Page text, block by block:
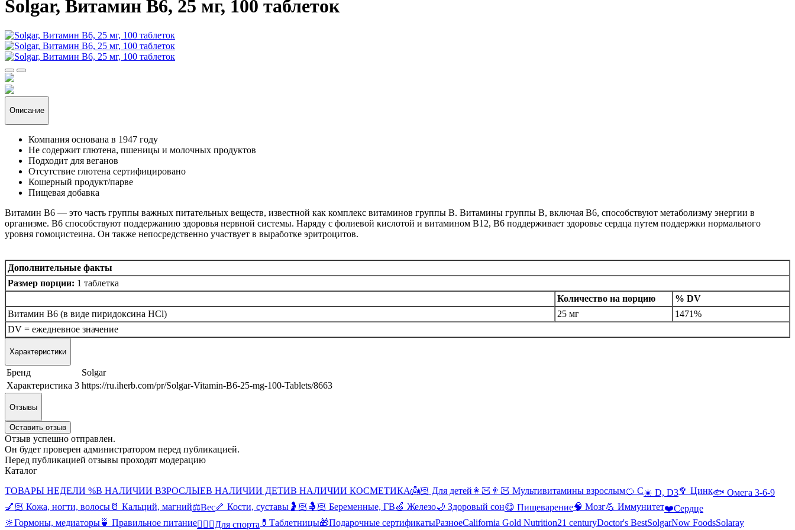
Solgar, Витамин B6, 25 мг, 100 таблеток
Описание
Компания основана в 1947 году
Не содержит глютена, пшеницы и молочных продуктов
Подходит для веганов
Отсутствие глютена сертифицировано
Кошерный продукт/парве
Пищевая добавка
Витамин B6 — это часть группы важных питательных веществ, известной как комплекс витаминов группы B. Витамины группы B, включая B6, способствуют метаболизму энергии в
организме. B6 способствуют поддержанию здоровья нервной системы. Наряду с фолиевой кислотой и витамином B12, B6 поддерживает здоровье сердца путем поддержки нормального
уровня гомоцистеина. Он также непосредственно участвует в выработке эритроцитов.
Дополнительные факты
Размер порции: 1 таблетка
Количество на порцию
% DV
Витамин В6 (в виде пиридоксина HCl)
25 мг
1471%
DV = ежедневное значение
Характеристики
Бренд
Solgar
Характеристика 3 https://ru.iherb.com/pr/Solgar-Vitamin-B6-25-mg-100-Tablets/8663
Отзывы
Оставить отзыв
Отзыв успешно отправлен.
Он будет проверен администратором перед публикацией.
Перед публикацией отзывы проходят модерацию
Каталог
ТОВАРЫ НЕДЕЛИ %В НАЛИЧИИ ВЗРОСЛЫЕВ НАЛИЧИИ ДЕТИВ НАЛИЧИИ КОСМЕТИКА👼🏻 Для детей 👩🏻👨🏻 Мультивитамины взрослым🍊 С☀️ D, D3🥦 Цинк🐟 Омега 3-6-9
💅🏻 Кожа, ногти, волосы 🥛 Кальций, магний⚖️Вес🦴 Кости, суставы 🤰🏻🤱🏻 Беременные, ГВ🍏 Железо🌙 Здоровый сон😋 Пищеварение🧠 Мозг💪 Иммунитет❤️Сердце
🔆Гормоны, медиаторы🍵 Правильное питание🤸🏻‍♀️Для спорта 💊Таблетницы🎁Подарочные сертификатыРазноеCalifornia Gold Nutrition21 centuryDoctor's BestSolgarNow FoodsSolaray